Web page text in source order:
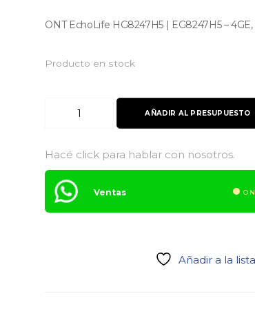
ONT EchoLife HG8247H5 | EG8247H5 – 4GE,
Producto en stock
EchoLife
-
cantidad
AÑADIR AL PRESUPUESTO
Hacé click para hablar con nosotros.
Ventas
Añadir a la